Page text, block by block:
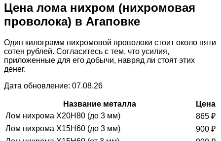
Цена лома нихром (нихромовая
проволока) в Агаповке
Один килограмм нихромовой проволоки стоит около пяти
сотен рублей. Согласитесь с тем, что усилия,
приложенные для его добычи, навряд ли стоят этих
денег.
Дата обновление: 07.08.26
Название металла
Цена
Лом нихрома Х20Н80 (до 3 мм)
865 ₽
Лом нихрома Х15Н60 (до 3 мм)
900 ₽